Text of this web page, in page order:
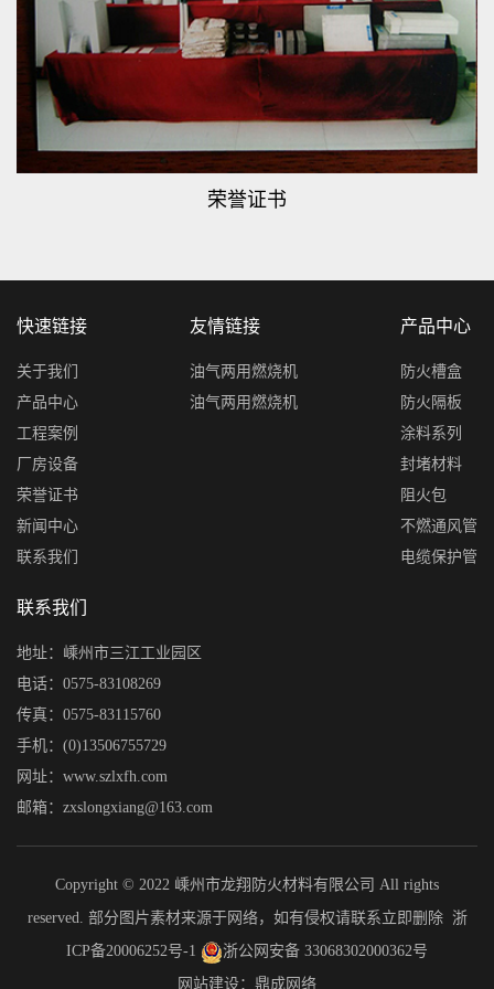
荣誉证书
快速链接
关于我们
产品中心
工程案例
厂房设备
荣誉证书
新闻中心
联系我们
友情链接
油气两用燃烧机
油气两用燃烧机
产品中心
防火槽盒
防火隔板
涂料系列
封堵材料
阻火包
不燃通风管
电缆保护管
联系我们
地址：嵊州市三江工业园区
电话：0575-83108269
传真：0575-83115760
手机：(0)13506755729
网址：www.szlxfh.com
邮箱：zxslongxiang@163.com
Copyright © 2022 嵊州市龙翔防火材料有限公司 All rights
reserved. 部分图片素材来源于网络，如有侵权请联系立即删除 浙
ICP备20006252号-1
浙公网安备 33068302000362号
网站建设：鼎成网络